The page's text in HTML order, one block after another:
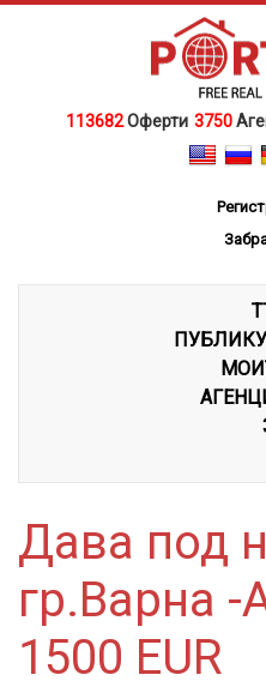
113682Оферти 3750
Дава под
гр.Варна
1500 EUR